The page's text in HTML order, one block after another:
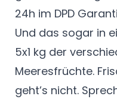
24h im DPD
Und das sogar in
5x1 kg der
Meeresfrüchte.
geht’s nicht.